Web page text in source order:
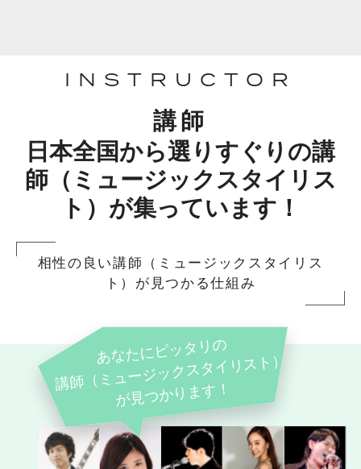
INSTRUCTOR
講師
日本全国から選りすぐりの講
師（ミュージックスタイリス
ト）が集っています！
相性の良い講師（ミュージックスタイリス
ト）が見つかる仕組み